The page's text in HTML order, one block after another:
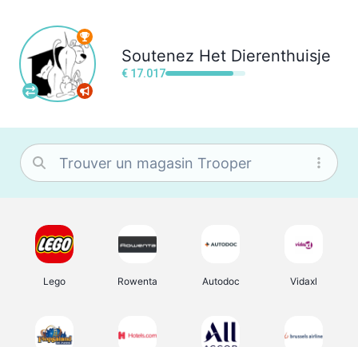
Soutenez Het Dierenthuisje
€ 17.017
Lego Rowenta Autodoc Vidaxl